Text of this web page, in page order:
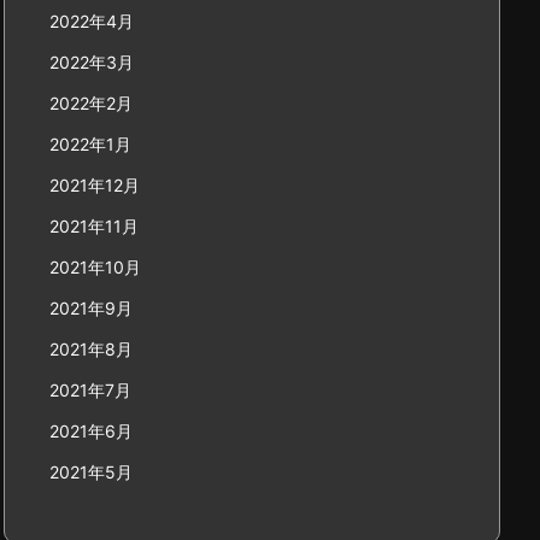
2022年4月
2022年3月
2022年2月
2022年1月
2021年12月
2021年11月
2021年10月
2021年9月
2021年8月
2021年7月
2021年6月
2021年5月